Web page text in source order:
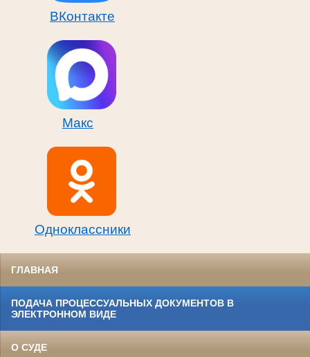
ВКонтакте
Макс
Одноклассники
ГЛАВНАЯ
ПОДАЧА ПРОЦЕССУАЛЬНЫХ ДОКУМЕНТОВ В
ЭЛЕКТРОННОМ ВИДЕ
О СУДЕ